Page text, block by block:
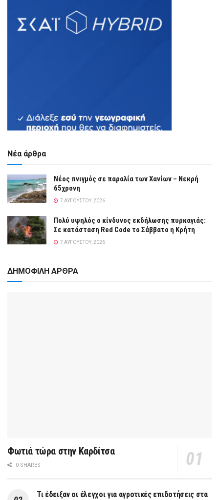
Νέα άρθρα
Νέος πνιγμός σε παραλία των Χανίων – Νεκρή
65χρονη
7 ΑΥΓΟΎΣΤΟΥ, 2026
Πολύ υψηλός ο κίνδυνος εκδήλωσης πυρκαγιάς:
Σε κατάσταση Red Code το Σάββατο η Κρήτη
7 ΑΥΓΟΎΣΤΟΥ, 2026
ΔΗΜΟΦΙΛΗ ΑΡΘΡΑ
Φωτιά τώρα στην Καρδίτσα
0 SHARES
Τι έδειξαν οι έλεγχοι για αγροτικές επιδοτήσεις στα